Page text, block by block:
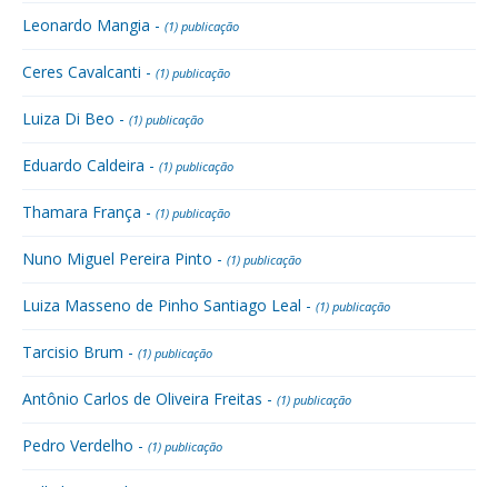
Leonardo Mangia - (1) publicação
Ceres Cavalcanti - (1) publicação
Luiza Di Beo - (1) publicação
Eduardo Caldeira - (1) publicação
Thamara França - (1) publicação
Nuno Miguel Pereira Pinto - (1) publicação
Luiza Masseno de Pinho Santiago Leal - (1) publicação
Tarcisio Brum - (1) publicação
Antônio Carlos de Oliveira Freitas - (1) publicação
Pedro Verdelho - (1) publicação